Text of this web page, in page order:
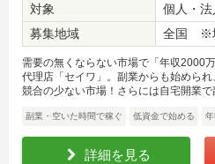
対象
個人・法
募集地域
全国 ※
需要の無くならない市場で「年収2000
代理店「セイワ」。副業からも始められ
競合の少ない市場！さらには自宅開業で
副業・空いた時間で稼ぐ 低資金で始める
詳細を見る